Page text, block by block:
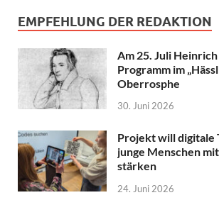
EMPFEHLUNG DER REDAKTION
Am 25. Juli
Programm im
Oberrosphe
30. Juni 2026
Projekt will digitale
junge Menschen
stärken
24. Juni 2026